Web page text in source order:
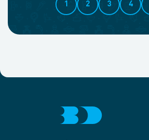
1 2 3 4